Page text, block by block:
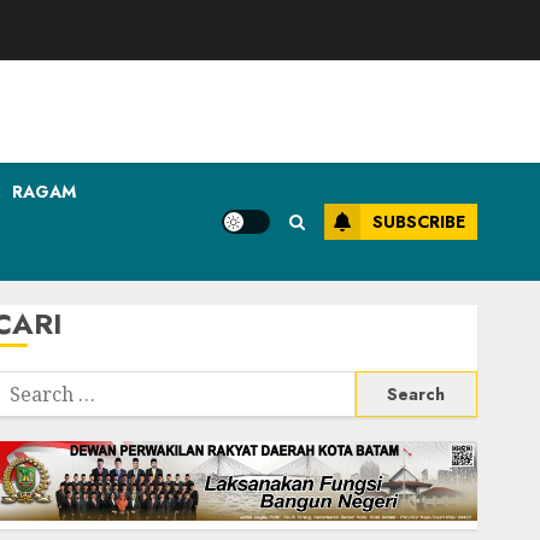
RAGAM
SUBSCRIBE